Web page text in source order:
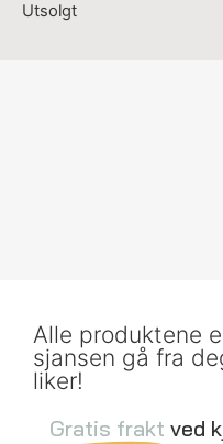
Utsolgt
Alle produktene
sjansen gå fra
liker!
Gratis frakt ved